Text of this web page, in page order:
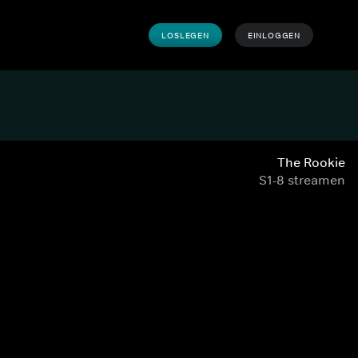
LOSLEGEN EINLOGGEN
The Rookie
S1-8 streamen